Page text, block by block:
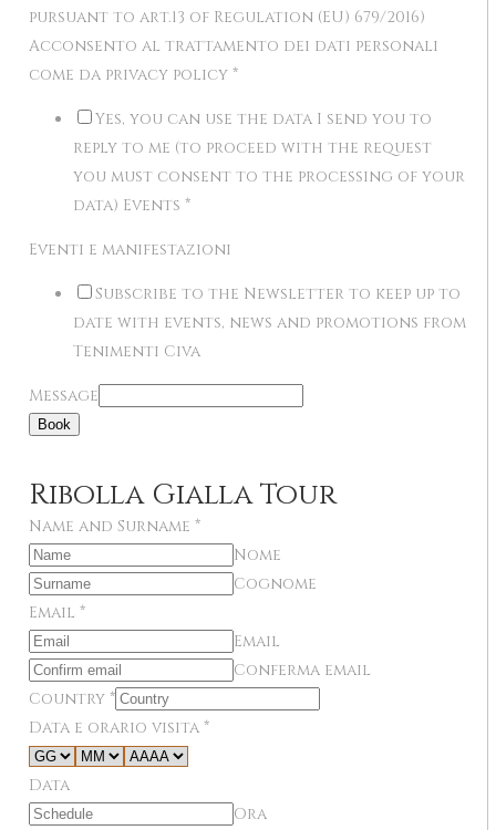
pursuant to art.13 of Regulation (EU) 679/2016)
Acconsento al trattamento dei dati personali
come da privacy policy *
Yes, you can use the data I send you to
reply to me (to proceed with the request
you must consent to the processing of your
data) Events *
Eventi e manifestazioni
Subscribe to the Newsletter to keep up to
date with events, news and promotions from
Tenimenti Civa
Message
Book
Ribolla Gialla Tour
Name and Surname *
Nome
Cognome
Email *
Email
Conferma email
Country *
Data e orario visita *
Data
Ora